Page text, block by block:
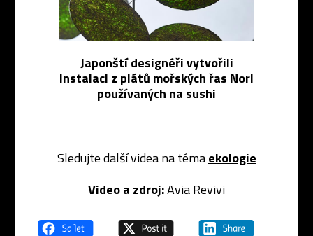
Japonští designéři vytvořili
instalaci z plátů mořských řas Nori
používaných na sushi
Sledujte další videa na témaekologie
Video a zdroj:Avia Revivi